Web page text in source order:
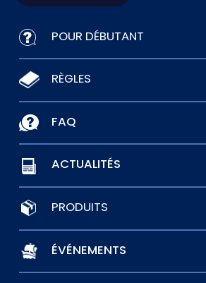
POUR DÉBUTANT
RÈGLES
FAQ
ACTUALITÉS
PRODUITS
ÉVÉNEMENTS